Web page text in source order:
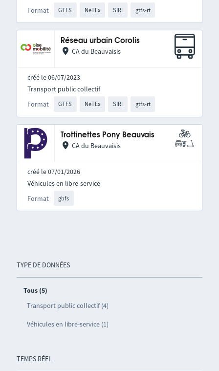
TYPE DE DONNÉES
Tous (5)
Transport public collectif (4)
Véhicules en libre-service (1)
TEMPS RÉEL
Format GTFS NeTEx SIRI gtfs-rt
Réseau urbain Corolis
CA du Beauvaisis
créé le 06/07/2023
Format GTFS NeTEx SIRI gtfs-rt
Transport public collectif
Trottinettes Pony Beauvais
CA du Beauvaisis
créé le 07/01/2026
Format gbfs
Véhicules en libre-service